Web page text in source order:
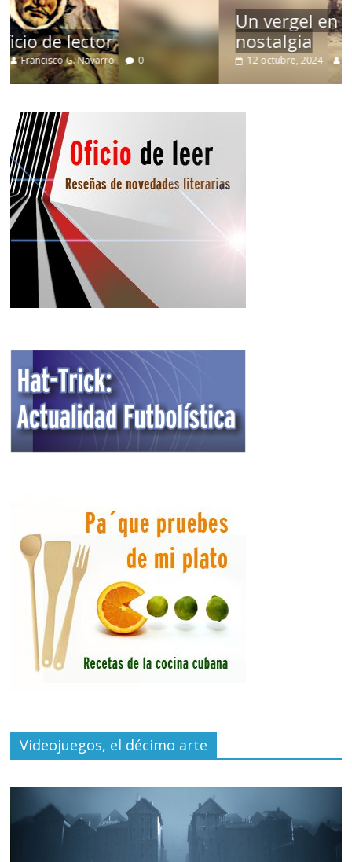
Un vergel en las nieblas de la
nostalgia
12 octubre, 2024 Francisco G. Navarro 0
Videojuegos, el décimo arte